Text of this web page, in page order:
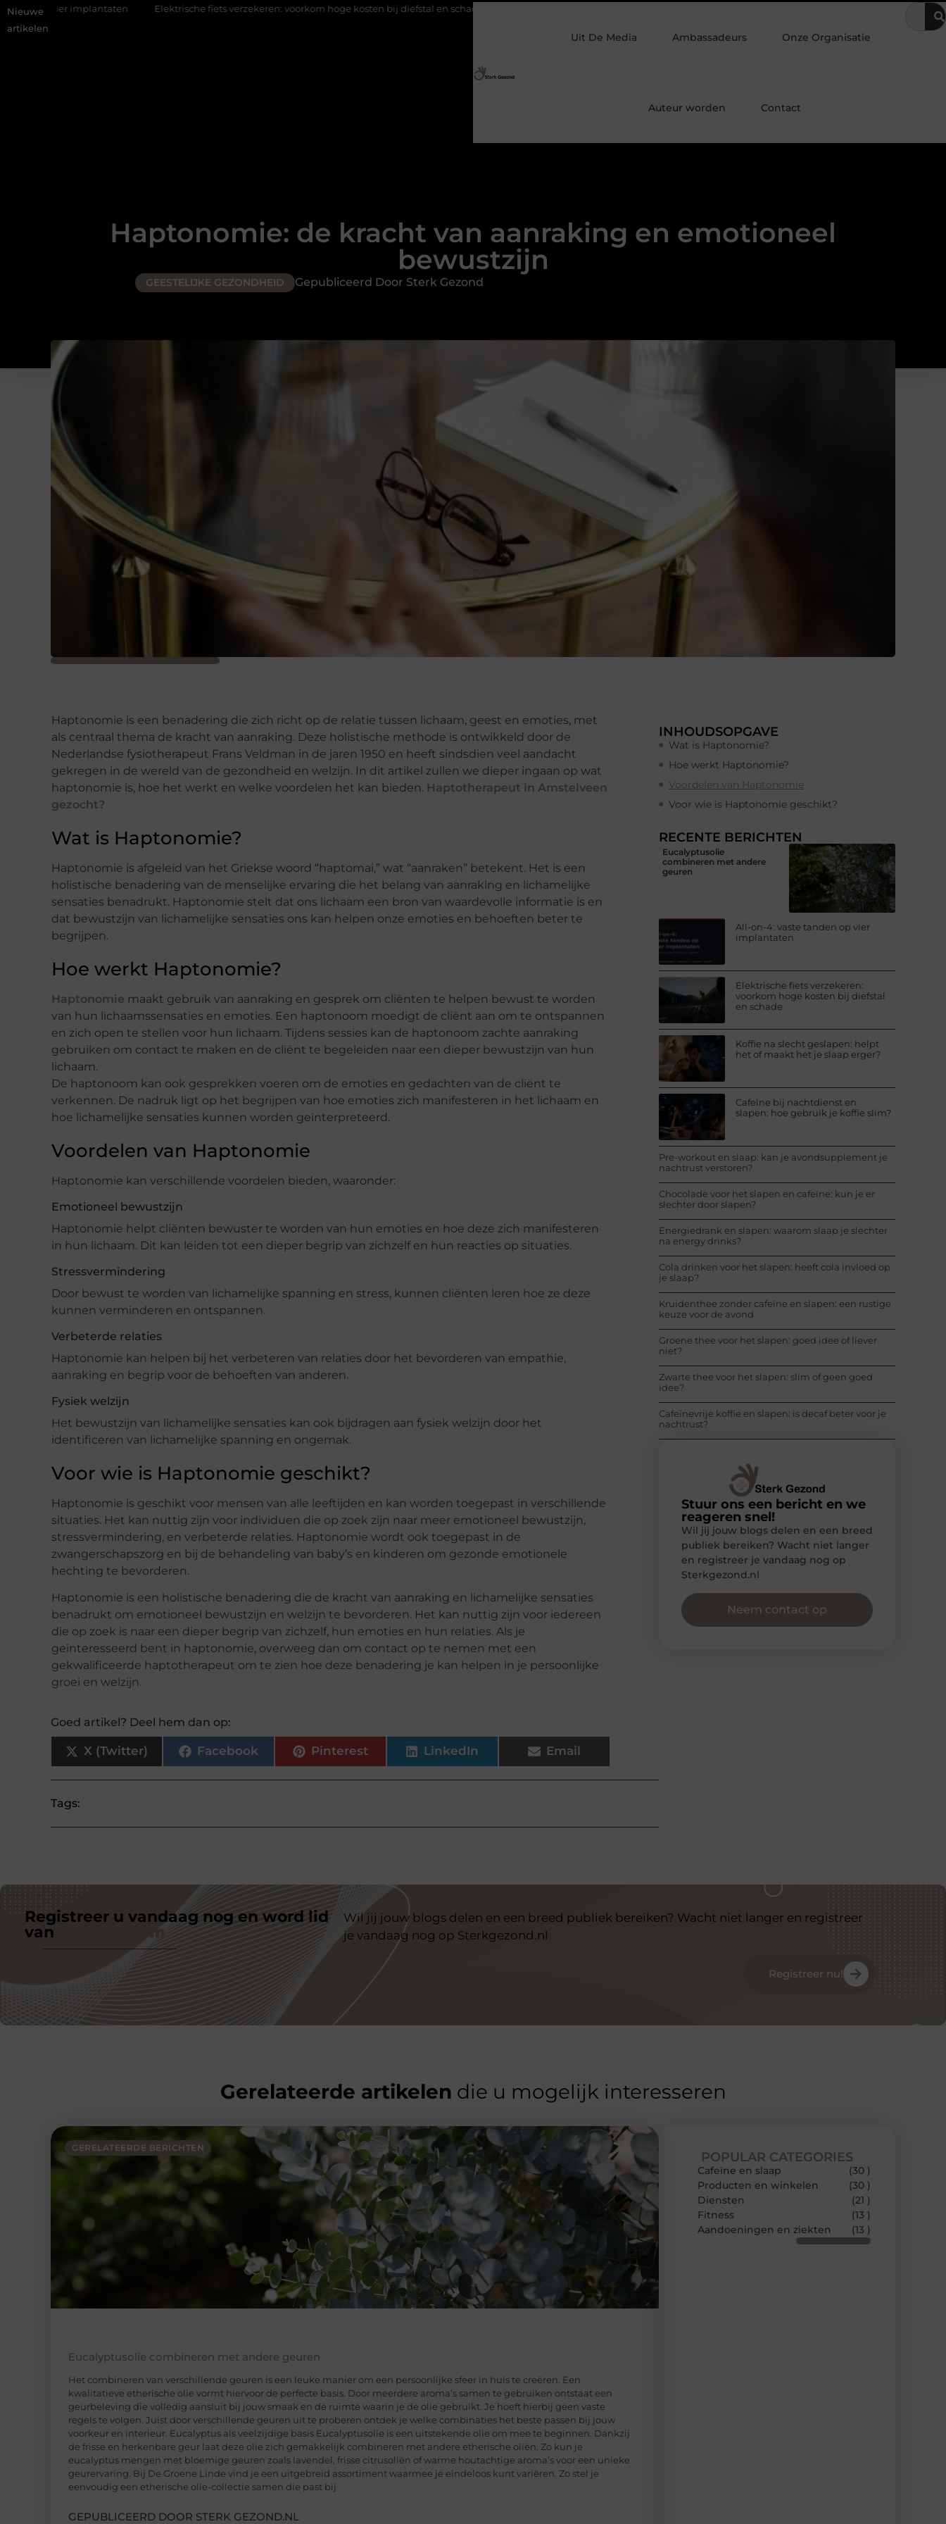
Nieuwe
artikelen
Elektrische fiets verzekeren: voorkom hoge kosten bij diefstal en schade Koffie na slecht geslapen: helpt het of maakt het je slaap erger? Cafeïne bij nachtdienst en slapen: hoe
Uit De Media Ambassadeurs Onze Organisatie
Auteur worden Contact
Haptonomie: de kracht van aanraking en emotioneel
bewustzijn
GEESTELIJKE GEZONDHEID Gepubliceerd Door Sterk Gezond
Haptonomie is een benadering die zich richt op de relatie tussen lichaam, geest en emoties, met
als centraal thema de kracht van aanraking. Deze holistische methode is ontwikkeld door de
Nederlandse fysiotherapeut Frans Veldman in de jaren 1950 en heeft sindsdien veel aandacht
gekregen in de wereld van de gezondheid en welzijn. In dit artikel zullen we dieper ingaan op wat
haptonomie is, hoe het werkt en welke voordelen het kan bieden. Haptotherapeut in Amstelveen
gezocht?
Wat is Haptonomie?
Haptonomie is afgeleid van het Griekse woord “haptomai,” wat “aanraken” betekent. Het is een
holistische benadering van de menselijke ervaring die het belang van aanraking en lichamelijke
sensaties benadrukt. Haptonomie stelt dat ons lichaam een bron van waardevolle informatie is en
dat bewustzijn van lichamelijke sensaties ons kan helpen onze emoties en behoeften beter te
begrijpen.
Hoe werkt Haptonomie?
Haptonomie maakt gebruik van aanraking en gesprek om cliënten te helpen bewust te worden
van hun lichaamssensaties en emoties. Een haptonoom moedigt de cliënt aan om te ontspannen
en zich open te stellen voor hun lichaam. Tijdens sessies kan de haptonoom zachte aanraking
gebruiken om contact te maken en de cliënt te begeleiden naar een dieper bewustzijn van hun
lichaam.
De haptonoom kan ook gesprekken voeren om de emoties en gedachten van de cliënt te
verkennen. De nadruk ligt op het begrijpen van hoe emoties zich manifesteren in het lichaam en
hoe lichamelijke sensaties kunnen worden geïnterpreteerd.
Voordelen van Haptonomie
Haptonomie kan verschillende voordelen bieden, waaronder:
Emotioneel bewustzijn
Haptonomie helpt cliënten bewuster te worden van hun emoties en hoe deze zich manifesteren
in hun lichaam. Dit kan leiden tot een dieper begrip van zichzelf en hun reacties op situaties.
Stressvermindering
Door bewust te worden van lichamelijke spanning en stress, kunnen cliënten leren hoe ze deze
kunnen verminderen en ontspannen.
Verbeterde relaties
Haptonomie kan helpen bij het verbeteren van relaties door het bevorderen van empathie,
aanraking en begrip voor de behoeften van anderen.
Fysiek welzijn
Het bewustzijn van lichamelijke sensaties kan ook bijdragen aan fysiek welzijn door het
identificeren van lichamelijke spanning en ongemak.
Voor wie is Haptonomie geschikt?
Haptonomie is geschikt voor mensen van alle leeftijden en kan worden toegepast in verschillende
situaties. Het kan nuttig zijn voor individuen die op zoek zijn naar meer emotioneel bewustzijn,
stressvermindering, en verbeterde relaties. Haptonomie wordt ook toegepast in de
zwangerschapszorg en bij de behandeling van baby’s en kinderen om gezonde emotionele
hechting te bevorderen.
Haptonomie is een holistische benadering die de kracht van aanraking en lichamelijke sensaties
benadrukt om emotioneel bewustzijn en welzijn te bevorderen. Het kan nuttig zijn voor iedereen
die op zoek is naar een dieper begrip van zichzelf, hun emoties en hun relaties. Als je
geïnteresseerd bent in haptonomie, overweeg dan om contact op te nemen met een
gekwalificeerde haptotherapeut om te zien hoe deze benadering je kan helpen in je persoonlijke
groei en welzijn.
Goed artikel? Deel hem dan op:
X (Twitter) Facebook Pinterest LinkedIn Email
Tags:
INHOUDSOPGAVE
Wat is Haptonomie?
Hoe werkt Haptonomie?
Voordelen van Haptonomie
Voor wie is Haptonomie geschikt?
RECENTE BERICHTEN
Eucalyptusolie
combineren met andere
geuren
All-on-4: vaste tanden op vier
implantaten
Elektrische fiets verzekeren:
voorkom hoge kosten bij diefstal
en schade
Koffie na slecht geslapen: helpt
het of maakt het je slaap erger?
Cafeïne bij nachtdienst en
slapen: hoe gebruik je koffie slim?
Pre-workout en slaap: kan je avondsupplement je
nachtrust verstoren?
Chocolade voor het slapen en cafeïne: kun je er
slechter door slapen?
Energiedrank en slapen: waarom slaap je slechter
na energy drinks?
Cola drinken voor het slapen: heeft cola invloed op
je slaap?
Kruidenthee zonder cafeïne en slapen: een rustige
keuze voor de avond
Groene thee voor het slapen: goed idee of liever
niet?
Zwarte thee voor het slapen: slim of geen goed
idee?
Cafeïnevrije koffie en slapen: is decaf beter voor je
nachtrust?
Stuur ons een bericht en we
reageren snel!
Wil jij jouw blogs delen en een breed
publiek bereiken? Wacht niet langer
en registreer je vandaag nog op
Sterkgezond.nl
Neem contact op
Registreer u vandaag nog en word lid
van
Wil jij jouw blogs delen en een breed publiek bereiken? Wacht niet langer en registreer
je vandaag nog op Sterkgezond.nl
Registreer nu!
Gerelateerde artikelen die u mogelijk interesseren
GERELATEERDE BERICHTEN
Eucalyptusolie combineren met andere geuren
Het combineren van verschillende geuren is een leuke manier om een persoonlijke sfeer in huis te creëren. Een
kwalitatieve etherische olie vormt hiervoor de perfecte basis. Door meerdere aroma’s samen te gebruiken ontstaat een
geurbeleving die volledig aansluit bij jouw smaak en de ruimte waarin je de olie gebruikt. Je hoeft hierbij geen vaste
regels te volgen. Juist door verschillende geuren uit te proberen ontdek je welke combinaties het beste passen bij jouw
voorkeur en interieur. Eucalyptus als veelzijdige basis Eucalyptusolie is een uitstekende olie om mee te beginnen. Dankzij
de frisse en herkenbare geur laat deze olie zich gemakkelijk combineren met andere etherische oliën. Zo kun je
eucalyptus mengen met bloemige geuren zoals lavendel, frisse citrusoliën of warme houtachtige aroma’s voor een unieke
geurervaring. Bij De Groene Linde vind je een uitgebreid assortiment waarmee je eindeloos kunt variëren. Zo stel je
eenvoudig een etherische olie-collectie samen die past bij
GEPUBLICEERD DOOR STERK GEZOND.NL
POPULAR CATEGORIES
Cafeïne en slaap
(30 )
Producten en winkelen
(30 )
Diensten
(21 )
Fitness
(13 )
Aandoeningen en ziekten
(13 )